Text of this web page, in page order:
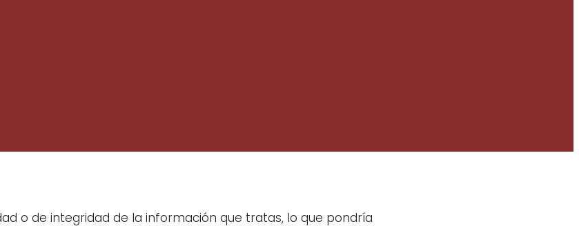
o de integridad de la información que tratas, lo que pondría